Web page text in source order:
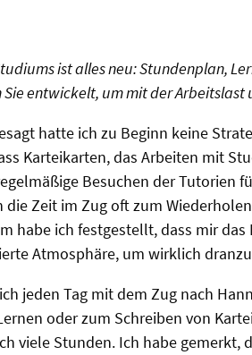
ist alles neu: Stundenplan,
entwickelt, um mit der Arbeitslast
hatte ich zu Beginn keine
Karteikarten, das Arbeiten mit
Besuchen der Tutorien
die Zeit im Zug oft zum
habe ich festgestellt, dass mir
Atmosphäre, um wirklich
jeden Tag mit dem Zug nach
oder zum Schreiben von
viele Stunden. Ich habe gemerkt,